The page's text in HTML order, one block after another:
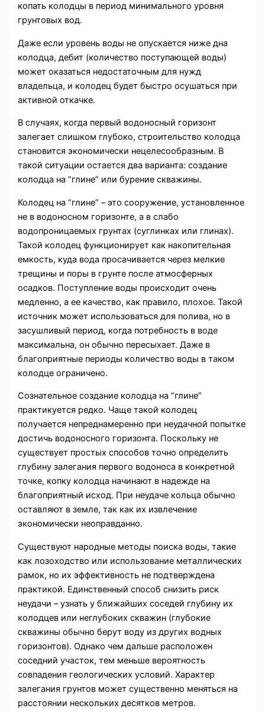
копать колодцы в период минимального уровня
грунтовых вод.
Даже если уровень воды не опускается ниже дна
колодца, дебит (количество поступающей воды)
может оказаться недостаточным для нужд
владельца, и колодец будет быстро осушаться при
активной откачке.
В случаях, когда первый водоносный горизонт
залегает слишком глубоко, строительство колодца
становится экономически нецелесообразным. В
такой ситуации остается два варианта: создание
колодца на “глине” или бурение скважины.
Колодец на “глине” – это сооружение, установленное
не в водоносном горизонте, а в слабо
водопроницаемых грунтах (суглинках или глинах).
Такой колодец функционирует как накопительная
емкость, куда вода просачивается через мелкие
трещины и поры в грунте после атмосферных
осадков. Поступление воды происходит очень
медленно, а ее качество, как правило, плохое. Такой
источник может использоваться для полива, но в
засушливый период, когда потребность в воде
максимальна, он обычно пересыхает. Даже в
благоприятные периоды количество воды в таком
колодце ограничено.
Сознательное создание колодца на “глине”
практикуется редко. Чаще такой колодец
получается непреднамеренно при неудачной попытке
достичь водоносного горизонта. Поскольку не
существует простых способов точно определить
глубину залегания первого водоноса в конкретной
точке, копку колодца начинают в надежде на
благоприятный исход. При неудаче кольца обычно
оставляют в земле, так как их извлечение
экономически неоправданно.
Существуют народные методы поиска воды, такие
как лозоходство или использование металлических
рамок, но их эффективность не подтверждена
практикой. Единственный способ снизить риск
неудачи – узнать у ближайших соседей глубину их
колодцев или неглубоких скважин (глубокие
скважины обычно берут воду из других водных
горизонтов). Однако чем дальше расположен
соседний участок, тем меньше вероятность
совпадения геологических условий. Характер
залегания грунтов может существенно меняться на
расстоянии нескольких десятков метров.